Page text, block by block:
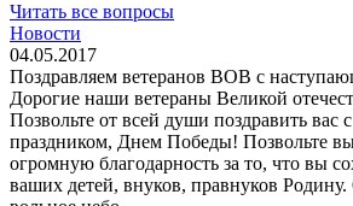
Читать все вопросы
Новости
04.05.2017
Поздравляем ветеранов ВОВ с
Дорогие наши ветераны Великой
Позвольте от всей души поздравить вас
праздником, Днем Победы! Позвольте
огромную благодарность за то, что вы
ваших детей, внуков, правнуков